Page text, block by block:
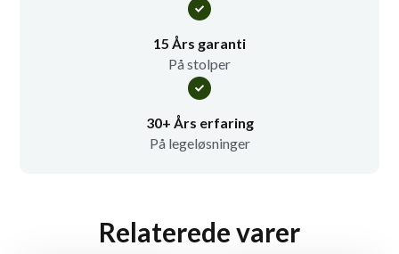
15 Års garanti
På stolper
30+ Års erfaring
På legeløsninger
Relaterede varer